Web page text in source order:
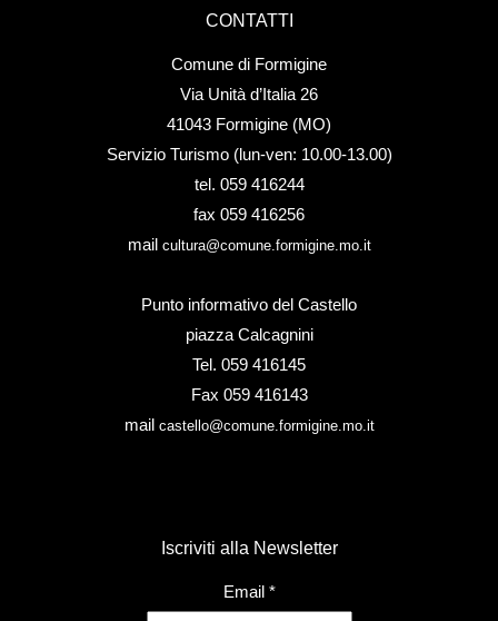
CONTATTI
Comune di Formigine
Via Unità d’Italia 26
41043 Formigine (MO)
Servizio Turismo (lun-ven: 10.00-13.00)
tel. 059 416244
fax 059 416256
mail cultura@comune.formigine.mo.it
Punto informativo del Castello
piazza Calcagnini
Tel. 059 416145
Fax 059 416143
mail castello@comune.formigine.mo.it
Iscriviti alla Newsletter
Email *